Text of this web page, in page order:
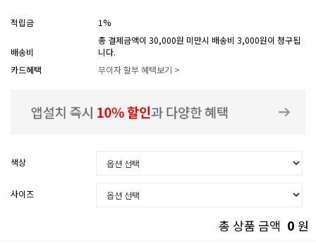
적립금 1%
배송비
총 결제금액이 30,000원 미만시 배송비 3,000원이 청구됩
니다.
카드혜택
무이자 할부 혜택보기 >
색상
사이즈
총 상품 금액 0 원